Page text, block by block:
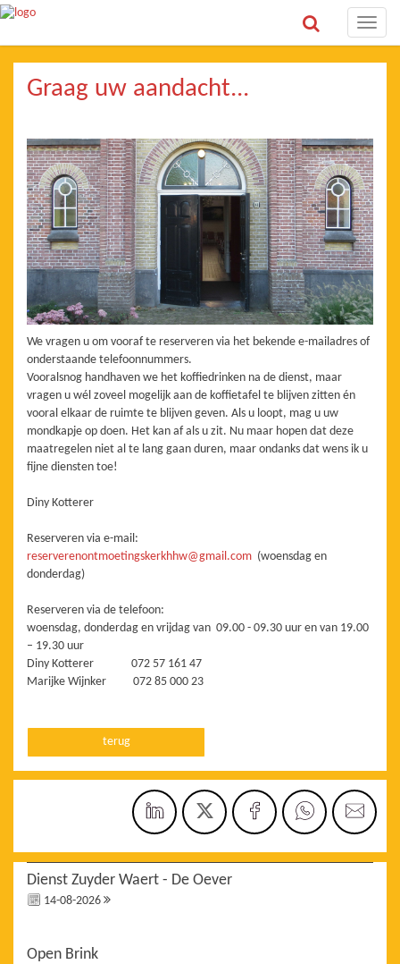
Toggle
Graag uw aandacht...
We vragen u om vooraf te reserveren via het bekende e-mailadres of
onderstaande telefoonnummers.
Vooralsnog handhaven we het koffiedrinken na de dienst, maar
vragen u wél zoveel mogelijk aan de koffietafel te blijven zitten én
vooral elkaar de ruimte te blijven geven. Als u loopt, mag u uw
mondkapje op doen. Het kan af als u zit. Nu maar hopen dat deze
maatregelen niet al te lang gaan duren, maar ondanks dat wens ik u
fijne diensten toe!
Diny Kotterer
Reserveren via e-mail:
reserverenontmoetingskerkhhw@gmail.com (woensdag en
donderdag)
Reserveren via de telefoon:
woensdag, donderdag en vrijdag van 09.00 - 09.30 uur en van 19.00
– 19.30 uur
Diny Kotterer 072 57 161 47
Marijke Wijnker 072 85 000 23
terug
Dienst Zuyder Waert - De Oever
14-08-2026
Open Brink